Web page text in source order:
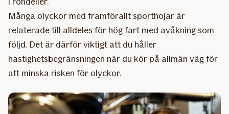
Många olyckor med framförallt sporthojar är
relaterade till alldeles för hög fart med avåkning som
följd. Det är därför viktigt att du håller
hastighetsbegränsningen när du kör på allmän väg för
att minska risken för olyckor.